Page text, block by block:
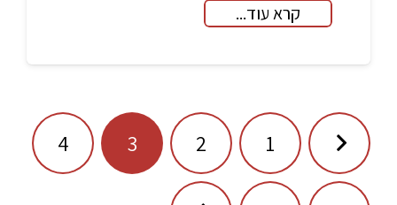
קרא עוד...
ניווט
1
2
3
4